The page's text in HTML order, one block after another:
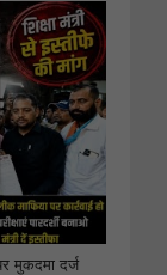
मुकदमा दर्ज